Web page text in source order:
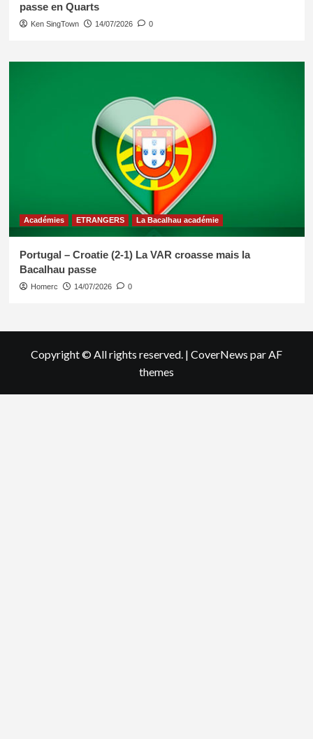
passe en Quarts
Ken SingTown 14/07/2026 0
Académies ETRANGERS La Bacalhau académie
Portugal – Croatie (2-1) La VAR croasse mais la
Bacalhau passe
Homerc 14/07/2026 0
Copyright © All rights reserved. | CoverNews par AF
themes